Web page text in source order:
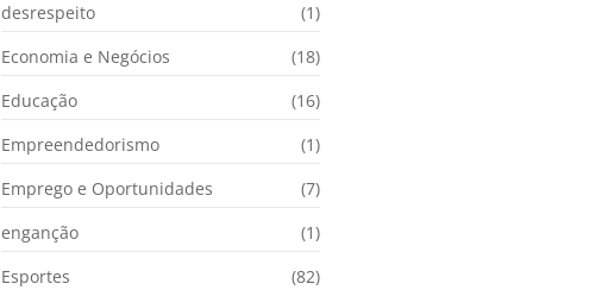
desrespeito
(1)
Economia e Negócios
(18)
Educação
(16)
Empreendedorismo
(1)
Emprego e Oportunidades
(7)
enganção
(1)
Esportes
(82)